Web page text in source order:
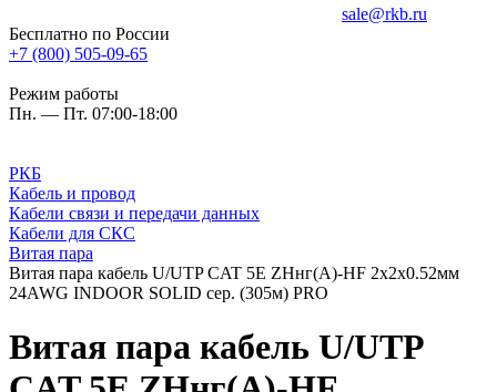
sale@rkb.ru
Бесплатно по России
+7 (800) 505-09-65
Режим работы
Пн. — Пт. 07:00-18:00
РКБ
Кабель и провод
Кабели связи и передачи данных
Кабели для СКС
Витая пара
Витая пара кабель U/UTP CAT 5E ZHнг(А)-HF 2х2х0.52мм
24AWG INDOOR SOLID сер. (305м) PRO
Витая пара кабель U/UTP